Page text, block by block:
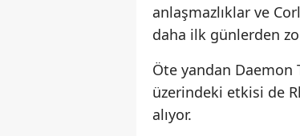
anlaşmazlıklar ve
daha ilk günlerden
Öte yandan Daemon
üzerindeki etkisi de
alıyor.